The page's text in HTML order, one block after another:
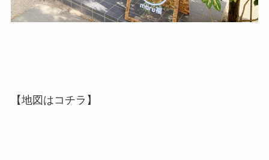
【地図はコチラ】